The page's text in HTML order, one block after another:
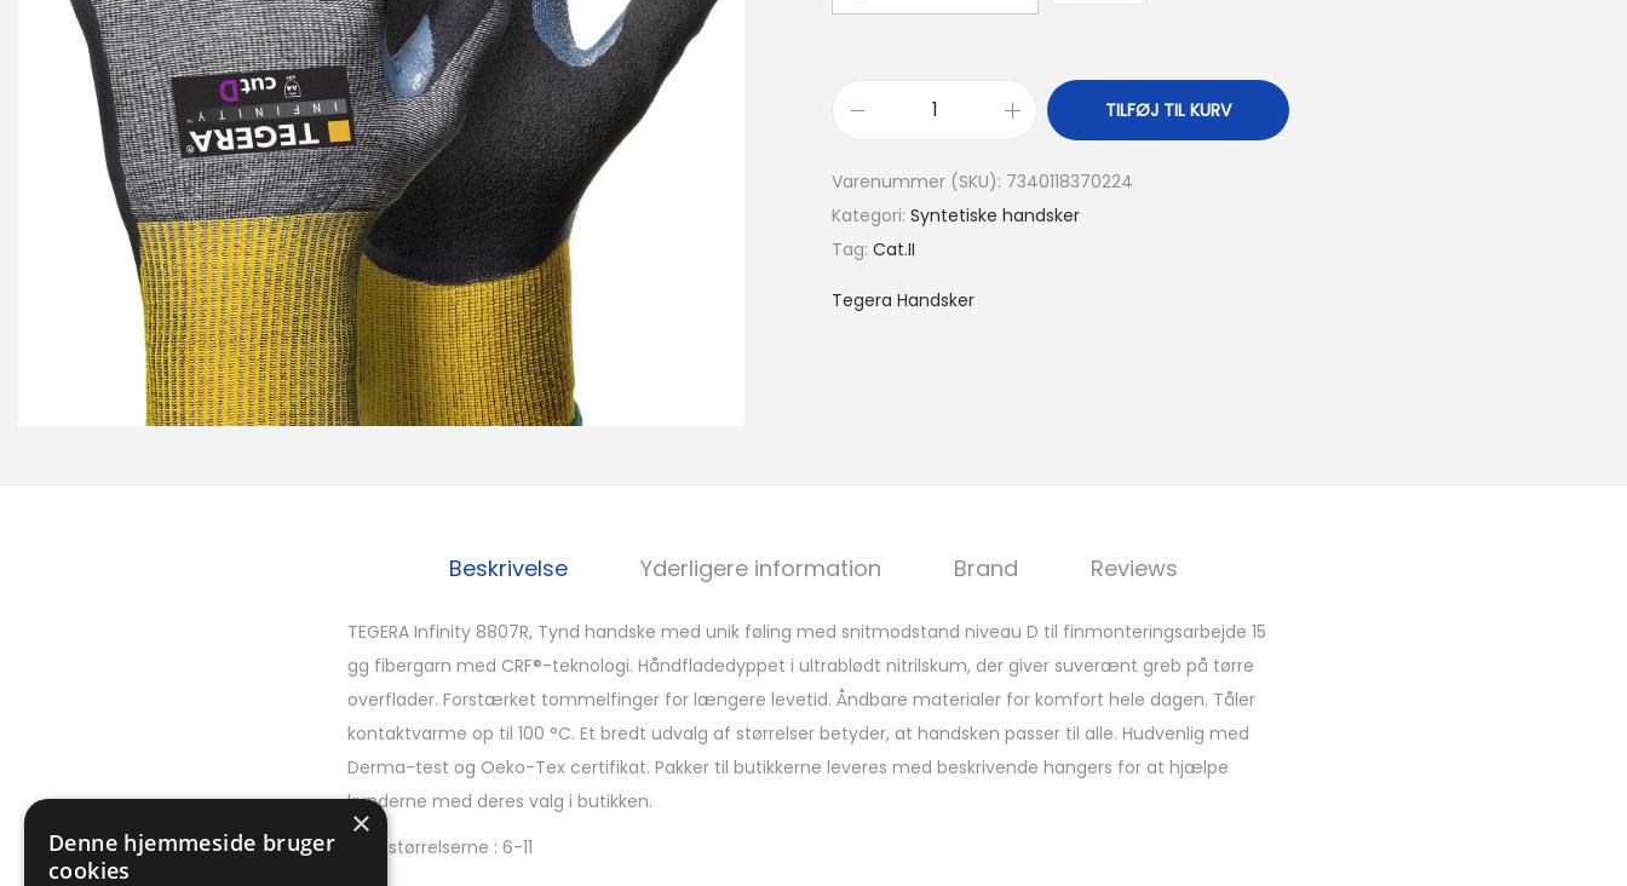
TILFØJ TIL KURV
Varenummer (SKU): 7340118370224
Kategori: Syntetiske handsker
Tag: Cat.II
Tegera Handsker
Beskrivelse Yderligere information Brand Reviews
TEGERA Infinity 8807R, Tynd handske med unik føling med snitmodstand niveau D til finmonteringsarbejde 15
gg fibergarn med CRF®-teknologi. Håndfladedyppet i ultrablødt nitrilskum, der giver suverænt greb på tørre
overflader. Forstærket tommelfinger for længere levetid. Åndbare materialer for komfort hele dagen. Tåler
kontaktvarme op til 100 °C. Et bredt udvalg af størrelser betyder, at handsken passer til alle. Hudvenlig med
Derma-test og Oeko-Tex certifikat. Pakker til butikkerne leveres med beskrivende hangers for at hjælpe
kunderne med deres valg i butikken.
Fås i størrelserne : 6-11
×
Denne hjemmeside bruger
cookies